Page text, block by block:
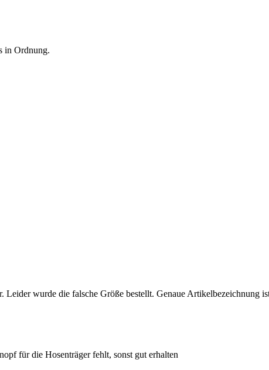
in Ordnung.
Leider wurde die falsche Größe bestellt. Genaue Artikelbezeichnung
für die Hosenträger fehlt, sonst gut erhalten